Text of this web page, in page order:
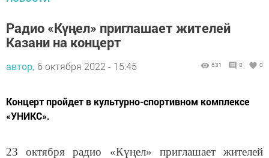
Казани на концерт
автор, 6 октября 2022 - 15:45
«УНИКС».
Казани на концертную программу «Песни нашей